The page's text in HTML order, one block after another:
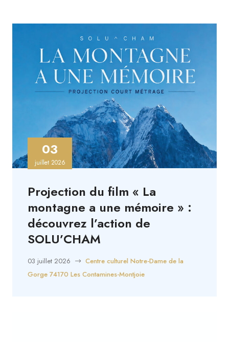
03
juillet 2026
Projection du film « La
montagne a une mémoire » :
découvrez l’action de
SOLU’CHAM
03 juillet 2026
Centre culturel Notre-Dame de la
Gorge 74170 Les Contamines-Montjoie